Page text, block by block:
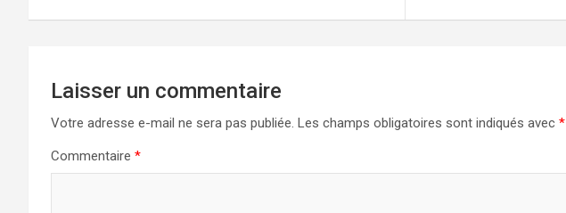
l’article
Laisser un commentaire
Votre adresse e-mail ne sera pas publiée. Les champs obligatoires sont indiqués avec *
Commentaire *